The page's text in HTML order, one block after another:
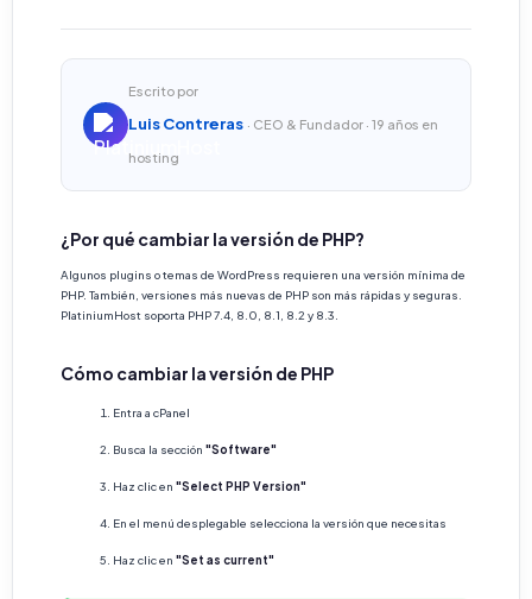
Escrito por
Luis Contreras · CEO & Fundador · 19 años en
hosting
¿Por qué cambiar la versión de PHP?
Algunos plugins o temas de WordPress requieren una versión mínima de
PHP. También, versiones más nuevas de PHP son más rápidas y seguras.
PlatiniumHost soporta PHP 7.4, 8.0, 8.1, 8.2 y 8.3.
Cómo cambiar la versión de PHP
Entra a cPanel
Busca la sección "Software"
Haz clic en "Select PHP Version"
En el menú desplegable selecciona la versión que necesitas
Haz clic en "Set as current"